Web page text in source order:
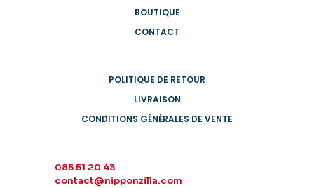
BOUTIQUE
CONTACT
POLITIQUE DE RETOUR
LIVRAISON
CONDITIONS GÉNÉRALES DE VENTE
085 51 20 43
contact@nipponzilla.com